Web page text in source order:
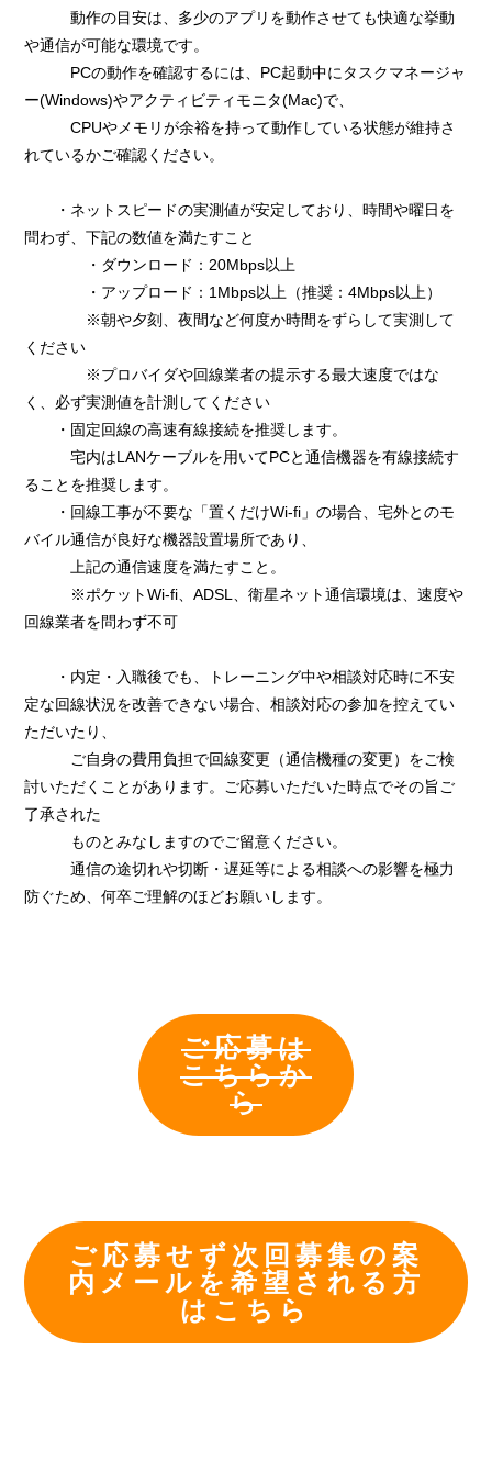
動作の目安は、多少のアプリを動作させても快適な挙動
や通信が可能な環境です。
PCの動作を確認するには、PC起動中にタスクマネージャ
ー(Windows)やアクティビティモニタ(Mac)で、
CPUやメモリが余裕を持って動作している状態が維持さ
れているかご確認ください。
・ネットスピードの実測値が安定しており、時間や曜日を
問わず、下記の数値を満たすこと
・ダウンロード：20Mbps以上
・アップロード：1Mbps以上（推奨：4Mbps以上）
※朝や夕刻、夜間など何度か時間をずらして実測して
ください
※プロバイダや回線業者の提示する最大速度ではな
く、必ず実測値を計測してください
・固定回線の高速有線接続を推奨します。
宅内はLANケーブルを用いてPCと通信機器を有線接続す
ることを推奨します。
・回線工事が不要な「置くだけWi-fi」の場合、宅外とのモ
バイル通信が良好な機器設置場所であり、
上記の通信速度を満たすこと。
※ポケットWi-fi、ADSL、衛星ネット通信環境は、速度や
回線業者を問わず不可
・内定・入職後でも、トレーニング中や相談対応時に不安
定な回線状況を改善できない場合、相談対応の参加を控えてい
ただいたり、
ご自身の費用負担で回線変更（通信機種の変更）をご検
討いただくことがあります。ご応募いただいた時点でその旨ご
了承された
ものとみなしますのでご留意ください。
通信の途切れや切断・遅延等による相談への影響を極力
防ぐため、何卒ご理解のほどお願いします。
ご応募は
こちらか
ら
ご応募せず次回募集の案
内メールを希望される方
はこちら